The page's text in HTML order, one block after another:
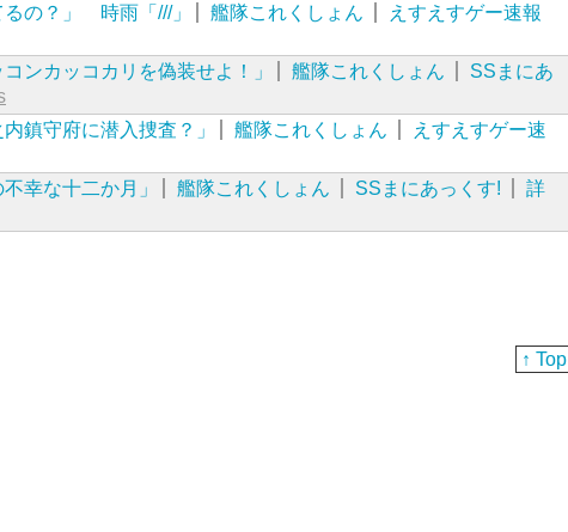
の？」 時雨「///」 艦隊これくしょん
えすえすゲー速報
ンカッコカリを偽装せよ！」 艦隊これくしょん
SSまにあ
鎮守府に潜入捜査？」 艦隊これくしょん
えすえすゲー速
幸な十二か月」 艦隊これくしょん SSまにあっくす!
詳
↑ Top